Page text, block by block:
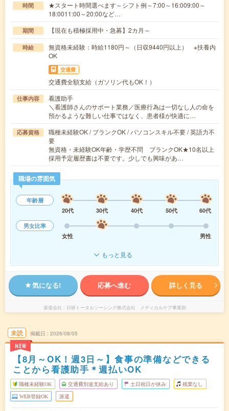
時間
★スタート時間選べます～シフト例～7:00～16:009:00～
18:0011:00～20:00など…
期間 【現在も積極採用中・急募】2カ月～
時給
無資格未経験：時給1180円～（日収9440円以上） ※扶養内
OK
交通費
交通費全額支給（ガソリン代もOK！）
仕事内容
看護助手
＼看護師さんのサポート業務／医療行為は一切なし人の命を
預かるような難しい仕事ではなく、患者様が快適に…
応募資格
職種未経験OK / ブランクOK / パソコンスキル不要 / 英語力不
要
無資格・未経験OK年齢・学歴不問 ブランクOK★10名以上
採用予定履歴書は不要です。少しでも興味があ…
職場の雰囲気
年齢層
20代
30代 40代 50代
60代
男女比率
女性
男性
もっと見る
気になる! 応募へ進む 詳しく見る
派遣会社 日研トータルソーシング株式会社 メディカルケア事業部
未読
NEW
掲載日 2026/08/05
【8月～OK！週3日～】食事の準備などできる
ことから看護助手＊週払いOK
職種未経験OK 交通費別途支給あり 土日祝日が休み 残業なし
WEB登録OK 派遣